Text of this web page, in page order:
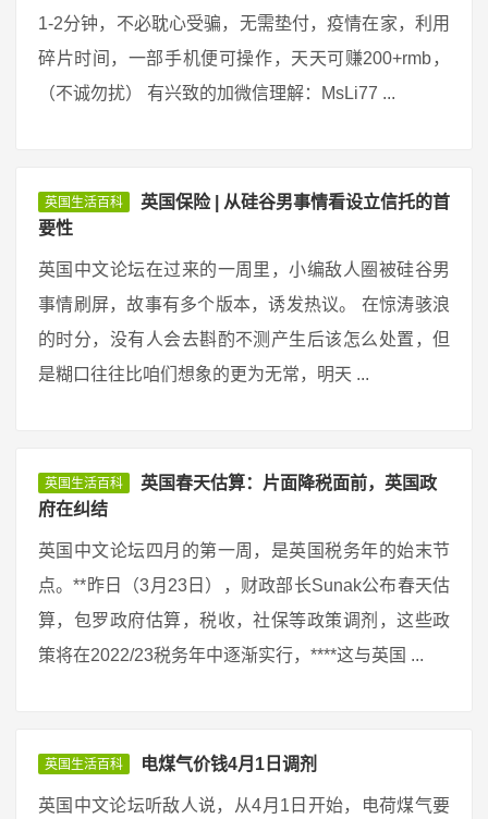
1-2分钟，不必耽心受骗，无需垫付，疫情在家，利用
碎片时间，一部手机便可操作，天天可赚200+rmb，
（不诚勿扰） 有兴致的加微信理解：MsLi77 ...
英国生活百科
英国保险 | 从硅谷男事情看设立信托的首
要性
英国中文论坛在过来的一周里，小编敌人圈被硅谷男
事情刷屏，故事有多个版本，诱发热议。 在惊涛骇浪
的时分，没有人会去斟酌不测产生后该怎么处置，但
是糊口往往比咱们想象的更为无常，明天 ...
英国生活百科
英国春天估算：片面降税面前，英国政
府在纠结
英国中文论坛四月的第一周，是英国税务年的始末节
点。**昨日（3月23日），财政部长Sunak公布春天估
算，包罗政府估算，税收，社保等政策调剂，这些政
策将在2022/23税务年中逐渐实行，****这与英国 ...
英国生活百科 电煤气价钱4月1日调剂
英国中文论坛听敌人说，从4月1日开始，电荷煤气要